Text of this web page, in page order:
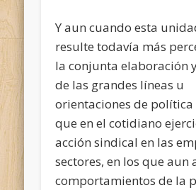
Y aun cuando esta
resulte todavía más
la conjunta elaboración
de las grandes líneas u
orientaciones de
que en el cotidiano
acción sindical en las
sectores, en los que aun
comportamientos de la